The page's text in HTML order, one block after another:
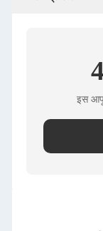
इस